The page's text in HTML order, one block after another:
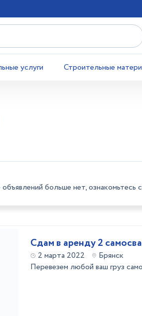
услуги Строительные
больше нет,
Сдам в аренду 2
2 марта 2022
Брянск
Перевезем любой ваш груз